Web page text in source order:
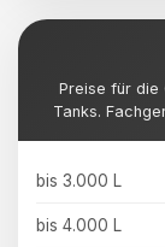
Preise für die
Tanks.
bis 3.000 L
bis 4.000 L